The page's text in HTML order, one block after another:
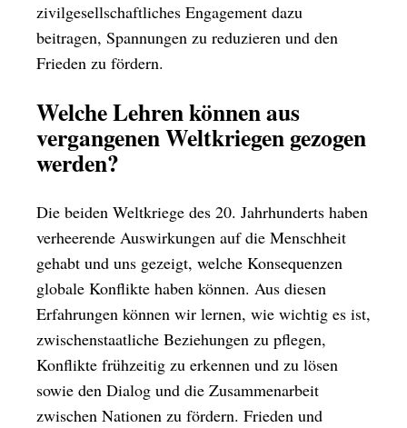
zivilgesellschaftliches Engagement dazu
beitragen, Spannungen zu reduzieren und den
Frieden zu fördern.
Welche Lehren können aus
vergangenen Weltkriegen gezogen
werden?
Die beiden Weltkriege des 20. Jahrhunderts haben
verheerende Auswirkungen auf die Menschheit
gehabt und uns gezeigt, welche Konsequenzen
globale Konflikte haben können. Aus diesen
Erfahrungen können wir lernen, wie wichtig es ist,
zwischenstaatliche Beziehungen zu pflegen,
Konflikte frühzeitig zu erkennen und zu lösen
sowie den Dialog und die Zusammenarbeit
zwischen Nationen zu fördern. Frieden und